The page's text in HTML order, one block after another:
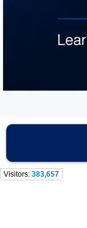
Visitors: 383,657